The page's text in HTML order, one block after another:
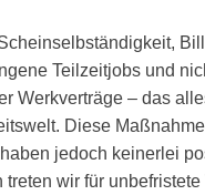
Teilzeitjobs und
Werkverträge – das
Diese
jedoch keinerlei
wir für